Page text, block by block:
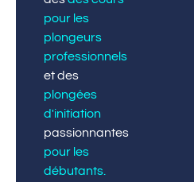
pour les
plongeurs
professionnels
et des
plongées
d'initiation
passionnantes
pour les
débutants